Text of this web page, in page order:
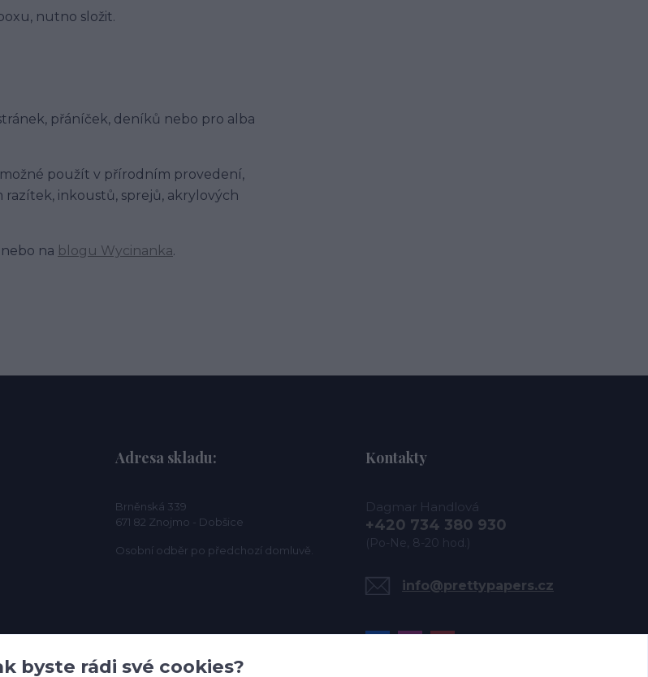
nutno složit.
přáníček, deníků nebo pro alba
použít v přírodním provedení,
inkoustů, sprejů, akrylových
nebo na blogu Wycinanka.
Adresa skladu:
Brněnská 339
671 82 Znojmo - Dobšice
Osobní odběr po předchozí domluvě.
Kontakty
Dagmar Handlová
+420 734 380 930
(Po-Ne, 8-20 hod.)
info@prettypapers.cz
byste rádi své cookies?